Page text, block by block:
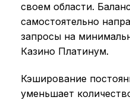
своем области.
самостоятельно
запросы на
Казино Платинум.
Кэширование
уменьшает